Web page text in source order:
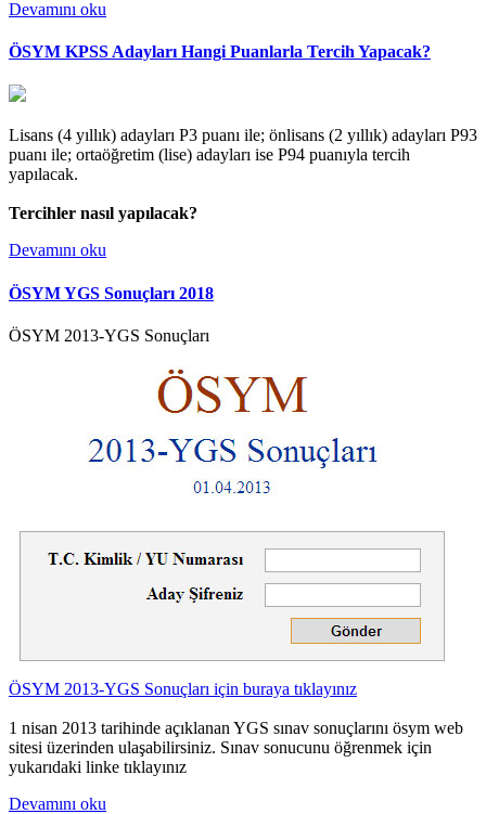
Devamını oku
ÖSYM KPSS Adayları Hangi Puanlarla Tercih Yapacak?
Lisans (4 yıllık) adayları P3 puanı ile; önlisans (2 yıllık) adayları P93
puanı ile; ortaöğretim (lise) adayları ise P94 puanıyla tercih
yapılacak.
Tercihler nasıl yapılacak?
Devamını oku
ÖSYM YGS Sonuçları 2018
ÖSYM 2013-YGS Sonuçları
ÖSYM 2013-YGS Sonuçları için buraya tıklayınız
1 nisan 2013 tarihinde açıklanan YGS sınav sonuçlarını ösym web
sitesi üzerinden ulaşabilirsiniz. Sınav sonucunu öğrenmek için
yukarıdaki linke tıklayınız
Devamını oku